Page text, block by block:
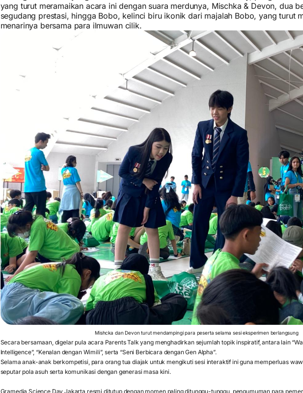
yang turut meramaikan acara ini dengan suara merdunya, Mischka & Devon, dua
segudang prestasi, hingga Bobo, kelinci biru ikonik dari majalah Bobo, yang turut
menarinya bersama para ilmuwan cilik.
Mishcka dan Devon turut mendampingi para peserta selama sesi eksperimen berlangsung
Secara bersamaan, digelar pula acara Parents Talk yang menghadirkan sejumlah topik inspiratif, antara lain
Intelligence”, “Kenalan dengan Wimili”, serta “Seni Berbicara dengan Gen Alpha”.
Selama anak-anak berkompetisi, para orang tua diajak untuk mengikuti sesi interaktif ini guna memperluas
seputar pola asuh serta komunikasi dengan generasi masa kini.
Gramedia Science Day Jakarta resmi ditutup dengan momen paling ditunggu-tunggu, pengumuman para